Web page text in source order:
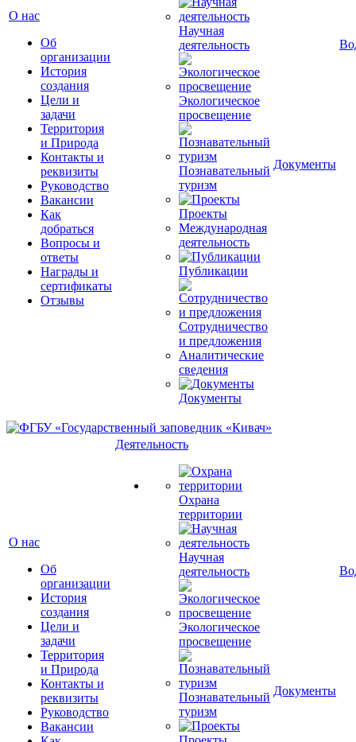
О нас
Об
организации
История
создания
Цели и
задачи
Территория
и Природа
Контакты и
реквизиты
Руководство
Вакансии
Как
добраться
Вопросы и
ответы
Награды и
сертификаты
Отзывы
Научная
деятельность
Экологическое
просвещение
Познавательный
туризм
Проекты
Международная
деятельность
Публикации
Сотрудничество
и предложения
Аналитические
сведения
Документы
Документы
О нас
Об
организации
История
создания
Цели и
задачи
Территория
и Природа
Контакты и
реквизиты
Руководство
Вакансии
Деятельность
Охрана
территории
Научная
деятельность
Экологическое
просвещение
Познавательный
туризм
Документы